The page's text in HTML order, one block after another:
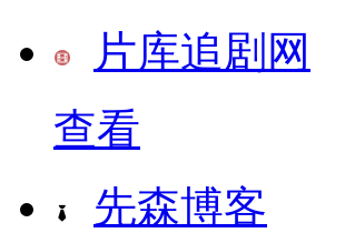
片库追剧网
查看
先森博客